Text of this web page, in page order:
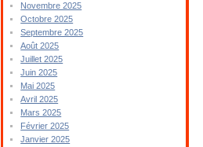
Novembre 2025
Octobre 2025
Septembre 2025
Août 2025
Juillet 2025
Juin 2025
Mai 2025
Avril 2025
Mars 2025
Février 2025
Janvier 2025